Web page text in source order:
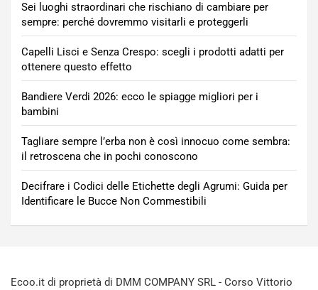
Sei luoghi straordinari che rischiano di cambiare per
sempre: perché dovremmo visitarli e proteggerli
Capelli Lisci e Senza Crespo: scegli i prodotti adatti per
ottenere questo effetto
Bandiere Verdi 2026: ecco le spiagge migliori per i
bambini
Tagliare sempre l’erba non è così innocuo come sembra:
il retroscena che in pochi conoscono
Decifrare i Codici delle Etichette degli Agrumi: Guida per
Identificare le Bucce Non Commestibili
Ecoo.it di proprietà di DMM COMPANY SRL - Corso Vittorio